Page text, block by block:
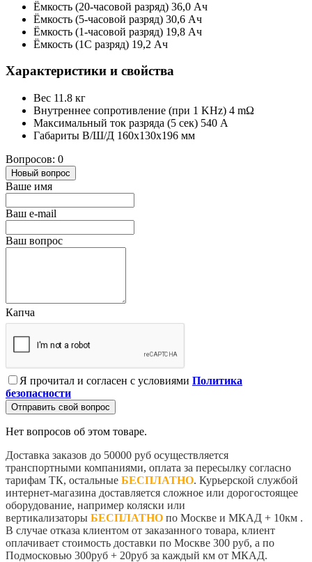
Ёмкость (20-часовой разряд) 36,0 Aч
Ёмкость (5-часовой разряд) 30,6 Aч
Ёмкость (1-часовой разряд) 19,8 Aч
Ёмкость (1С разряд) 19,2 Aч
Характеристики и свойства
Вес 11.8 кг
Внутреннее сопротивление (при 1 KHz) 4 mΩ
Максимальный ток разряда (5 сек) 540 A
Габариты В/Ш/Д 160х130х196 мм
Вопросов: 0
Новый вопрос
Ваше имя
Ваш e-mail
Ваш вопрос
Капча
Я прочитал и согласен с условиями Политика
безопасности
Отправить свой вопрос
Нет вопросов об этом товаре.
Доставка заказов до 50000 руб осуществляется
транспортными компаниями, оплата за пересылку согласно
тарифам ТК, остальные БЕСПЛАТНО. Курьерской службой
интернет-магазина доставляется сложное или дорогостоящее
оборудование, например коляски или
вертикализаторы БЕСПЛАТНО по Москве и МКАД + 10км .
В случае отказа клиентом от заказанного товара, клиент
оплачивает стоимость доставки по Москве 300 руб, а по
Подмосковью 300руб + 20руб за каждый км от МКАД.